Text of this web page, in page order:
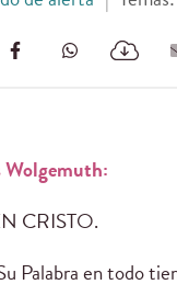
CRISTO.
Palabra en todo